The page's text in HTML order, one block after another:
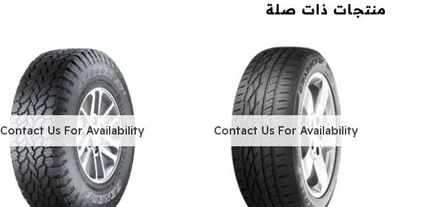
منتجات ذات صلة
Contact Us For Availability
Contact Us For Availability